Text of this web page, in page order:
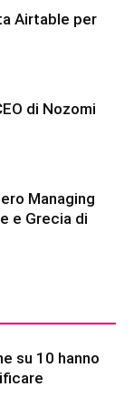
Airtable per
di Nozomi
Managing
e Grecia di
su 10 hanno